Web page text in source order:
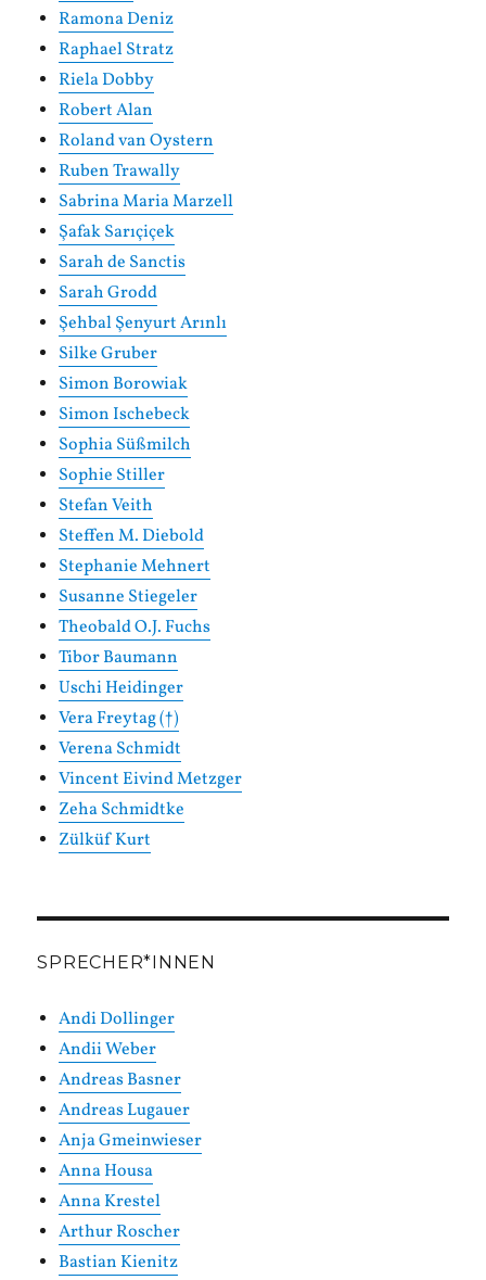
Ramona Deniz
Raphael Stratz
Riela Dobby
Robert Alan
Roland van Oystern
Ruben Trawally
Sabrina Maria Marzell
Şafak Sarıçiçek
Sarah de Sanctis
Sarah Grodd
Şehbal Şenyurt Arınlı
Silke Gruber
Simon Borowiak
Simon Ischebeck
Sophia Süßmilch
Sophie Stiller
Stefan Veith
Steffen M. Diebold
Stephanie Mehnert
Susanne Stiegeler
Theobald O.J. Fuchs
Tibor Baumann
Uschi Heidinger
Vera Freytag (†)
Verena Schmidt
Vincent Eivind Metzger
Zeha Schmidtke
Zülküf Kurt
SPRECHER*INNEN
Andi Dollinger
Andii Weber
Andreas Basner
Andreas Lugauer
Anja Gmeinwieser
Anna Housa
Anna Krestel
Arthur Roscher
Bastian Kienitz